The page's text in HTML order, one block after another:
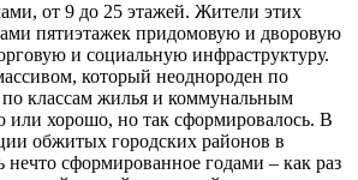
от 9 до 25 этажей. Жители этих
пятиэтажек придомовую и дворовую
и социальную инфраструктуру.
который неоднороден по
по классам жилья и коммунальным
или хорошо, но так сформировалось. В
обжитых городских районов в
сформированное годами – как раз